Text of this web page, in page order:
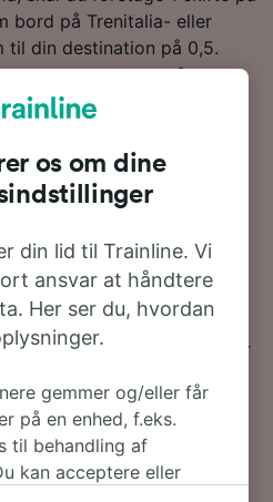
bord på Trenitalia- eller
din destination på 0,5.
største operatører af
kører med moderne og
din rejse så afslappet
fra Bologna til
Brug vores
siden for at sammenligne
så læs videre om
du finder billige billetter
deriblandt de første og
til bestilling? Lav en
os om dine
din lid til Trainline. Vi
ansvar at håndtere
Her ser du, hvordan
gemmer og/eller får
på en enhed, f.eks.
til behandling af
kan acceptere eller